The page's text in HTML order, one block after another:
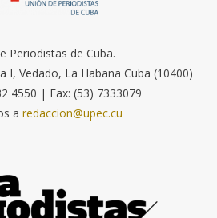
Periodistas de Cuba.
I, Vedado, La Habana Cuba (10400)
4550 | Fax: (53) 7333079
a redaccion@upec.cu